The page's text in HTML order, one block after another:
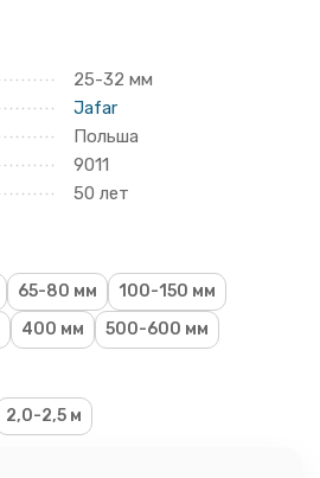
25-32 мм
Jafar
Польша
9011
50 лет
65-80 мм
100-150 мм
400 мм 500-600 мм
2,0-2,5 м